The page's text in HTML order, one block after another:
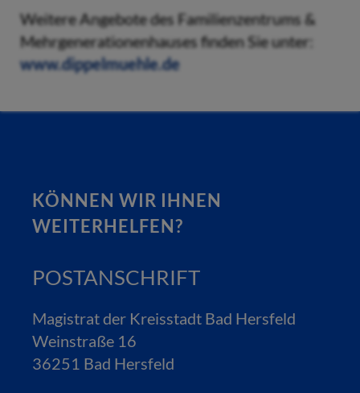
Weitere Angebote des Familienzentrums &
Mehrgenerationenhauses finden Sie unter:
www.dippelmuehle.de
KÖNNEN WIR IHNEN
WEITERHELFEN?
POSTANSCHRIFT
Magistrat der Kreisstadt Bad Hersfeld
Weinstraße 16
36251 Bad Hersfeld